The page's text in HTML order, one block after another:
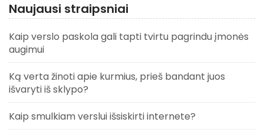
Naujausi straipsniai
Kaip verslo paskola gali tapti tvirtu pagrindu įmonės
augimui
Ką verta žinoti apie kurmius, prieš bandant juos
išvaryti iš sklypo?
Kaip smulkiam verslui išsiskirti internete?